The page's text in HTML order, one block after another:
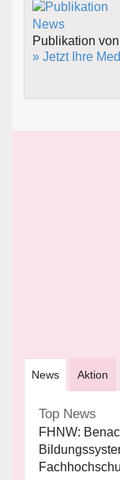
Publikation
» Jetzt Ihre
News Aktion
Top News
FHNW: